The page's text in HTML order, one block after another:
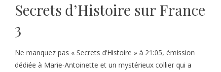
Secrets d’Histoire sur France
3
Ne manquez pas « Secrets d’Histoire » à 21:05, émission
dédiée à Marie-Antoinette et un mystérieux collier qui a